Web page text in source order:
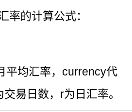
率的计算公式：
平均汇率，currency代
易日数，r为日汇率。